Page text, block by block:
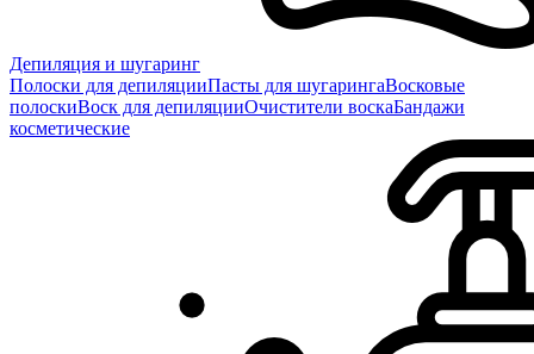
Депиляция и шугаринг
Полоски для депиляцииПасты для шугарингаВосковые
полоскиВоск для депиляцииОчистители воскаБандажи
косметические